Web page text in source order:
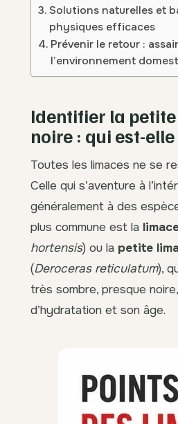
Solutions naturelles et
physiques efficaces
Prévenir le retour :
l’environnement
Identifier la
noire : qui est-
Toutes les limaces ne se
Celle qui s’aventure à
généralement à des
plus commune est la
hortensis) ou la petite
(Deroceras reticulatum),
très sombre, presque
d’hydratation et son âge.